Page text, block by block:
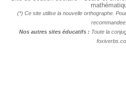
(*) Ce site utilise la nouvelle orthographe.
Nos autres sites éducatifs : Toute la